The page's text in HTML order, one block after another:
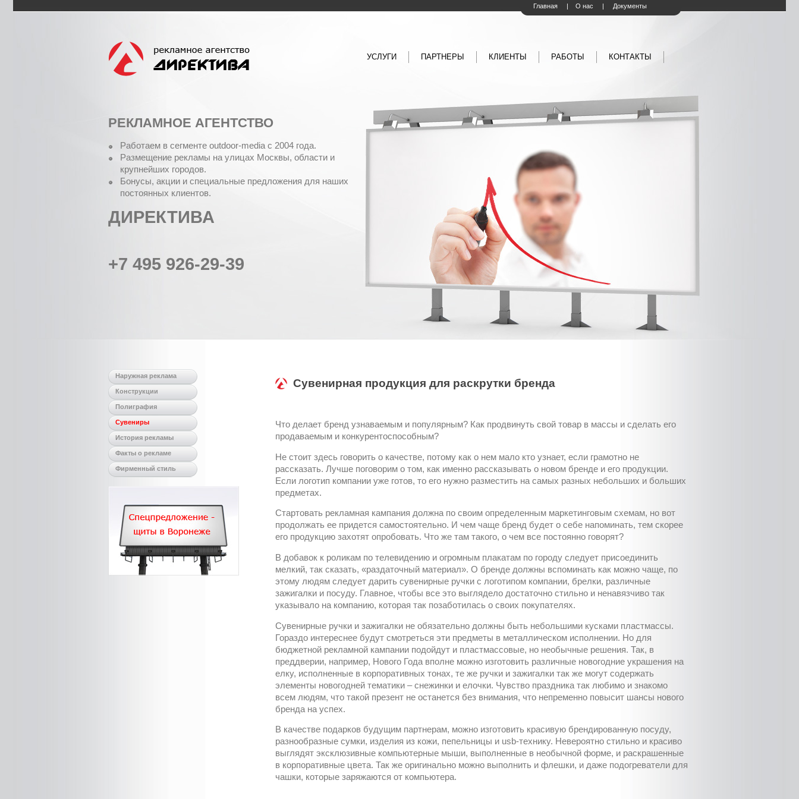
Главная | О нас | Документы
УСЛУГИ ПАРТНЕРЫ КЛИЕНТЫ РАБОТЫ КОНТАКТЫ
РЕКЛАМНОЕ АГЕНТСТВО
Работаем в сегменте outdoor-media c 2004 года.
Размещение рекламы на улицах Москвы, области и
крупнейших городов.
Бонусы, акции и специальные предложения для наших
постоянных клиентов.
ДИРЕКТИВА
+7 495 926-29-39
Наружная реклама
Конструкции
Полиграфия
Сувениры
История рекламы
Факты о рекламе
Фирменный стиль
Сувенирная продукция для раскрутки бренда
Что делает бренд узнаваемым и популярным? Как продвинуть свой товар в массы и сделать его
продаваемым и конкурентоспособным?
Не стоит здесь говорить о качестве, потому как о нем мало кто узнает, если грамотно не
рассказать. Лучше поговорим о том, как именно рассказывать о новом бренде и его продукции.
Если логотип компании уже готов, то его нужно разместить на самых разных небольших и больших
предметах.
Стартовать рекламная кампания должна по своим определенным маркетинговым схемам, но вот
продолжать ее придется самостоятельно. И чем чаще бренд будет о себе напоминать, тем скорее
его продукцию захотят опробовать. Что же там такого, о чем все постоянно говорят?
В добавок к роликам по телевидению и огромным плакатам по городу следует присоединить
мелкий, так сказать, «раздаточный материал». О бренде должны вспоминать как можно чаще, по
этому людям следует дарить сувенирные ручки с логотипом компании, брелки, различные
зажигалки и посуду. Главное, чтобы все это выглядело достаточно стильно и ненавязчиво так
указывало на компанию, которая так позаботилась о своих покупателях.
Сувенирные ручки и зажигалки не обязательно должны быть небольшими кусками пластмассы.
Гораздо интереснее будут смотреться эти предметы в металлическом исполнении. Но для
бюджетной рекламной кампании подойдут и пластмассовые, но необычные решения. Так, в
преддверии, например, Нового Года вполне можно изготовить различные новогодние украшения на
елку, исполненные в корпоративных тонах, те же ручки и зажигалки так же могут содержать
элементы новогодней тематики – снежинки и елочки. Чувство праздника так любимо и знакомо
всем людям, что такой презент не останется без внимания, что непременно повысит шансы нового
бренда на успех.
В качестве подарков будущим партнерам, можно изготовить красивую брендированную посуду,
разнообразные сумки, изделия из кожи, пепельницы и usb-технику. Невероятно стильно и красиво
выглядят эксклюзивные компьютерные мыши, выполненные в необычной форме, и раскрашенные
в корпоративные цвета. Так же оригинально можно выполнить и флешки, и даже подогреватели для
чашки, которые заряжаются от компьютера.